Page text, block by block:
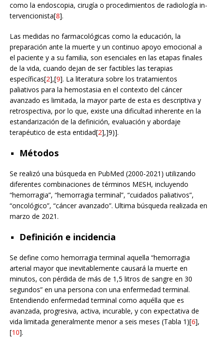
como la endoscopia, cirugía o procedimientos de radiología in-
tervencionista[8].
Las medidas no farmacológicas como la educación, la
preparación ante la muerte y un continuo apoyo emocional a
el paciente y a su familia, son esenciales en las etapas finales
de la vida, cuando dejan de ser factibles las terapias
específicas[2],[9]. La literatura sobre los tratamientos
paliativos para la hemostasia en el contexto del cáncer
avanzado es limitada, la mayor parte de esta es descriptiva y
retrospectiva, por lo que, existe una dificultad inherente en la
estandarización de la definición, evaluación y abordaje
terapéutico de esta entidad[2],]9)].
Métodos
Se realizó una búsqueda en PubMed (2000-2021) utilizando
diferentes combinaciones de términos MESH, incluyendo
“hemorragia”, “hemorragia terminal”, “cuidados paliativos”,
“oncológico”, “cáncer avanzado”. Ultima búsqueda realizada en
marzo de 2021.
Definición e incidencia
Se define como hemorragia terminal aquella “hemorragia
arterial mayor que inevitablemente causará la muerte en
minutos, con pérdida de más de 1,5 litros de sangre en 30
segundos” en una persona con una enfermedad terminal.
Entendiendo enfermedad terminal como aquélla que es
avanzada, progresiva, activa, incurable, y con expectativa de
vida limitada generalmente menor a seis meses (Tabla 1)[6],
[10].